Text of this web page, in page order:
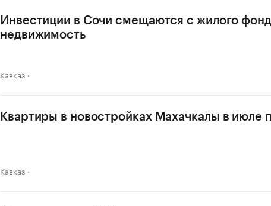
Инвестиции в Сочи смещаются с жилого
недвижимость
Кавказ
Квартиры в новостройках Махачкалы в июле
Кавказ